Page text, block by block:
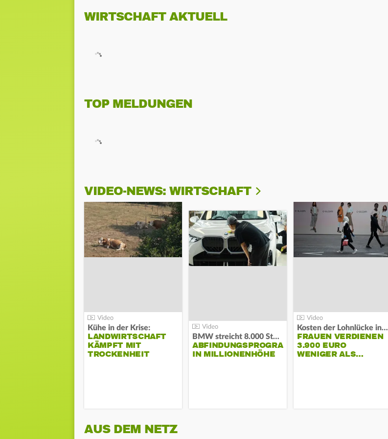
WIRTSCHAFT AKTUELL
TOP MELDUNGEN
VIDEO-NEWS: WIRTSCHAFT
Kühe in der Krise:
LANDWIRTSCHAFT
KÄMPFT MIT
TROCKENHEIT
BMW streicht 8.000 Stellen:
ABFINDUNGSPROGRAMM
IN MILLIONENHÖHE
Kosten der Lohnlücke in der EU:
FRAUEN VERDIENEN
3.900 EURO
WENIGER ALS…
AUS DEM NETZ